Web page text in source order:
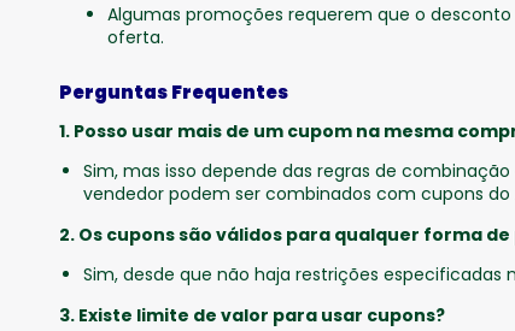
Algumas promoções requerem que o
oferta.
Perguntas Frequentes
1. Posso usar mais de um cupom na mesma
Sim, mas isso depende das regras de
vendedor podem ser combinados com cupons do
2. Os cupons são válidos para qualquer forma
Sim, desde que não haja restrições especificadas
3. Existe limite de valor para usar cupons?